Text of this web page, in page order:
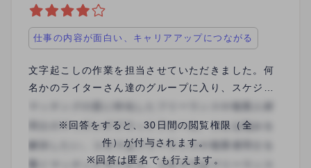
仕事の内容が面白い、キャリアアップにつながる
文字起こしの作業を担当させていただきました。何
名かのライターさん達のグループに入り、スケジュ
ール表に自分の都合の良い日に記名して、音声デー
タが入手できた段階で、担当者から連絡が入るかた
ちで作業を進めました。 文字起こしはユアルートさ
んが初めてではなかったのですが、正直これまでで
※回答をすると、30日間の閲覧権限（全
件）が付与されます。
※回答は匿名でも行えます。